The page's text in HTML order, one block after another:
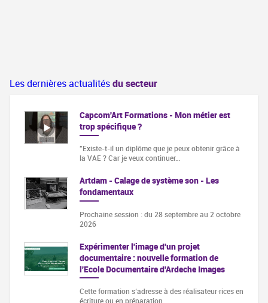
Les dernières actualitésdu secteur
Capcom'Art Formations - Mon métier est
trop spécifique ?
"Existe-t-il un diplôme que je peux obtenir grâce à
la VAE ? Car je veux continuer…
Artdam - Calage de système son - Les
fondamentaux
Prochaine session : du 28 septembre au 2 octobre
2026
Expérimenter l'image d'un projet
documentaire : nouvelle formation de
l'Ecole Documentaire d'Ardeche Images
Cette formation s‘adresse à des réalisateur·rices en
écriture ou en préparation…